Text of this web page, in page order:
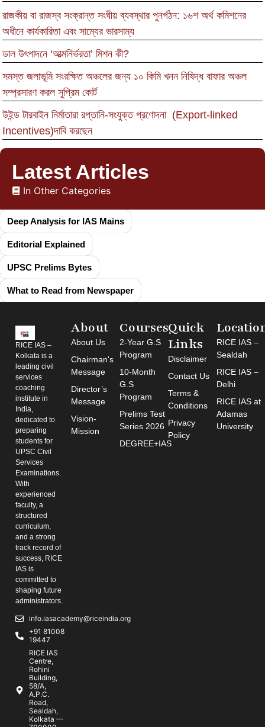
রাজকীয় বা রাজস্ব সংক্রান্ত সংঘীয় ব্যবস্থার পুনর্গঠন: ১৬শ অর্থ কমিশনের
অধীনে কার্যকারিতা এবং সাম্যের ভারসাম্য
ডাল উৎপাদনে ‘আত্মনির্ভরতা’ মিশন কী?
সমস্ত জলাভূমি সংরক্ষিত অঞ্চলের জন্য ১০ কিমি খনন নিষিদ্ধ বাফার অঞ্চল
সম্প্রসারণ করল সুপ্রিম কোর্ট
উইন্ড টারবাইন নির্মাতারা রপ্তানি-সংযুক্ত প্রণোদনা (Export-linked
Incentives)দাবি করছেন
Latest Articles
In Other Categories
Deep Analysis for IAS Mains
Editorial Explained
UPSC Prelims Bytes
What to Read from Newspaper
RICE IAS –
Kolkata is a
leading civil
services
coaching
institute in
India,
dedicated to
preparing
students for
UPSC Civil
Services
Examinations.
With
experienced
faculty, a
structured
curriculum,
and a strong
track record of
success, RICE
IAS is
committed to
shaping future
administrators.
info.iasacademy@riceindia.org
+91 81008
19447
RICE IAS
Centre,
Rohini
Building,
58/A,
A.P.C.
Road,
Sealdah,
Kolkata —
About
About Us
Chairman's
Message
Director’s
Message
Vision-
Mission
Courses
2-Year G.S
Program
10-Month
G.S
Program
Prelims Test
Series 2026
DEGREE+IAS
Quick
Links
Disclaimer
Contact Us
Terms &
Conditions
Privacy
Policy
RICE IAS –
Sealdah
RICE IAS –
Delhi
RICE IAS at
Adamas
University